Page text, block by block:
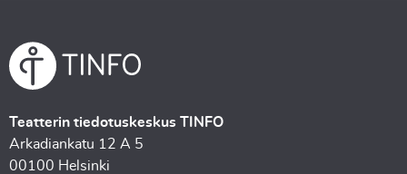
Teatterin tiedotuskeskus TINFO
Arkadiankatu 12 A 5
00100 Helsinki